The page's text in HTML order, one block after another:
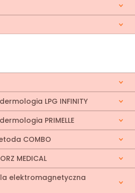
LPG INFINITY
PRIMELLE
COMBO
MEDICAL
elektromagnetyczna